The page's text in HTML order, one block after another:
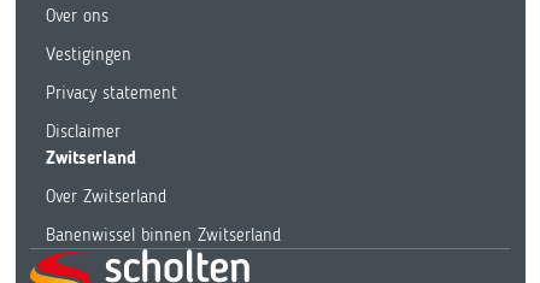
Over ons
Vestigingen
Privacy statement
Disclaimer
Zwitserland
Over Zwitserland
Banenwissel binnen Zwitserland